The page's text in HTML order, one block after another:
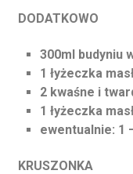
DODATKOWO
300ml budyniu
1 łyżeczka
2 kwaśne i
1 łyżeczka
ewentualnie: 1
KRUSZONKA